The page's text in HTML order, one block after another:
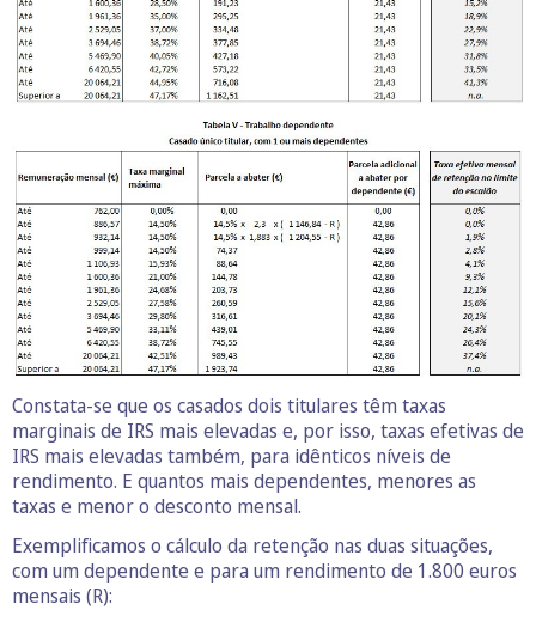
Constata-se que os casados dois titulares têm taxas
marginais de IRS mais elevadas e, por isso, taxas efetivas de
IRS mais elevadas também, para idênticos níveis de
rendimento. E quantos mais dependentes, menores as
taxas e menor o desconto mensal.
Exemplificamos o cálculo da retenção nas duas situações,
com um dependente e para um rendimento de 1.800 euros
mensais (R):